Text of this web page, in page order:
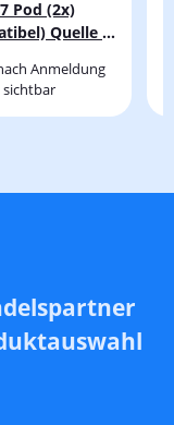
Pod (2x)
Quelle –
Anmeldung
sichtbar